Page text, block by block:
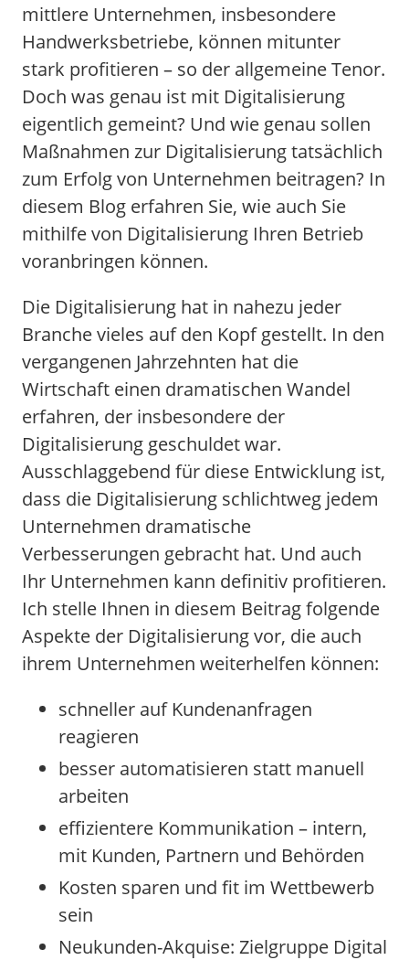
mittlere Unternehmen, insbesondere
Handwerksbetriebe, können mitunter
stark profitieren – so der allgemeine Tenor.
Doch was genau ist mit Digitalisierung
eigentlich gemeint? Und wie genau sollen
Maßnahmen zur Digitalisierung tatsächlich
zum Erfolg von Unternehmen beitragen? In
diesem Blog erfahren Sie, wie auch Sie
mithilfe von Digitalisierung Ihren Betrieb
voranbringen können.
Die Digitalisierung hat in nahezu jeder
Branche vieles auf den Kopf gestellt. In den
vergangenen Jahrzehnten hat die
Wirtschaft einen dramatischen Wandel
erfahren, der insbesondere der
Digitalisierung geschuldet war.
Ausschlaggebend für diese Entwicklung ist,
dass die Digitalisierung schlichtweg jedem
Unternehmen dramatische
Verbesserungen gebracht hat. Und auch
Ihr Unternehmen kann definitiv profitieren.
Ich stelle Ihnen in diesem Beitrag folgende
Aspekte der Digitalisierung vor, die auch
ihrem Unternehmen weiterhelfen können:
schneller auf Kundenanfragen
reagieren
besser automatisieren statt manuell
arbeiten
effizientere Kommunikation – intern,
mit Kunden, Partnern und Behörden
Kosten sparen und fit im Wettbewerb
sein
Neukunden-Akquise: Zielgruppe Digital